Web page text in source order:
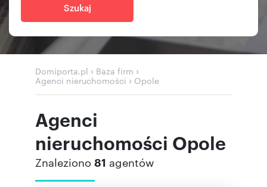
Szukaj
Domiporta.pl › Baza firm ›
Agenci nieruchomości › Opole
Agenci
nieruchomości Opole
Znaleziono 81 agentów